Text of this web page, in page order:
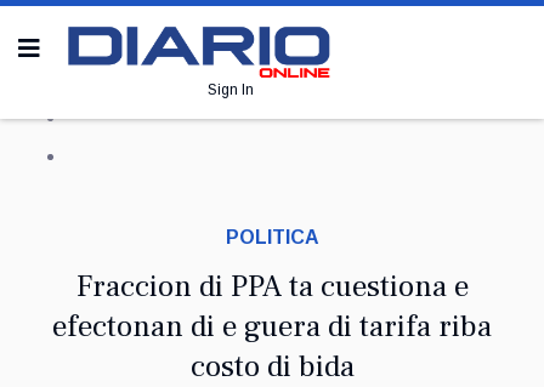
Sign In
POLITICA
Fraccion di PPA ta cuestiona e
efectonan di e guera di tarifa riba
costo di bida